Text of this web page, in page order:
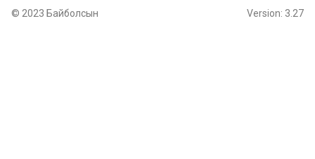
© 2023 Байболсын Version: 3.27